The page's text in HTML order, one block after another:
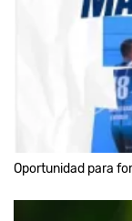
Oportunidad para